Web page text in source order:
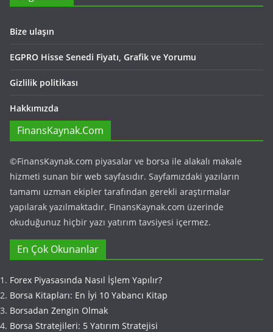
Bize ulaşın
EGPRO Hisse Senedi Fiyatı, Grafik ve Yorumu
Gizlilik politikası
Hakkımızda
FinansKaynak.Com
©FinansKaynak.com piyasalar ve borsa ile alakalı makale
hizmeti sunan bir web sayfasıdır. Sayfamızdaki yazıların
tamamı uzman ekipler tarafından gerekli araştırmalar
yapılarak yazılmaktadır. FinansKaynak.com üzerinde
okuduğunuz hiçbir yazı yatırım tavsiyesi içermez.
En Çok Okunanlar
Forex Piyasasında Nasıl İşlem Yapılır?
Borsa Kitapları: En İyi 10 Yabancı Kitap
Borsadan Zengin Olmak
Borsa Stratejileri: 5 Yatırım Stratejisi